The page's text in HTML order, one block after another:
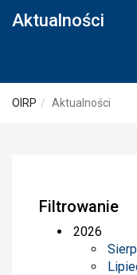
Aktualności
OIRP Aktualności
Filtrowanie
2026